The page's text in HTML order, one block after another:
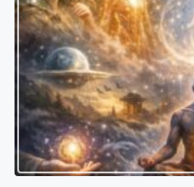
и
я
п
о
з